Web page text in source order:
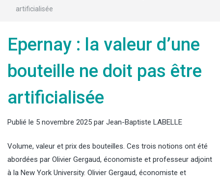
artificialisée
Epernay : la valeur d’une
bouteille ne doit pas être
artificialisée
Publié le 5 novembre 2025 par Jean-Baptiste LABELLE
Volume, valeur et prix des bouteilles. Ces trois notions ont été
abordées par Olivier Gergaud, économiste et professeur adjoint
à la New York University. Olivier Gergaud, économiste et